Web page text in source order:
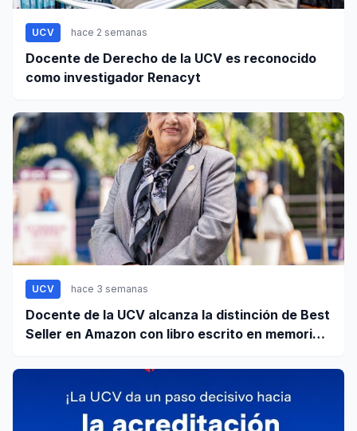
UCV hace 2 semanas
Docente de Derecho de la UCV es reconocido
como investigador Renacyt
UCV hace 3 semanas
Docente de la UCV alcanza la distinción de Best
Seller en Amazon con libro escrito en memoria a